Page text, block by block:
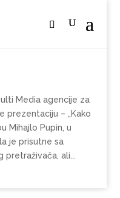
Media agencije za
prezentaciju – „Kako
Mihajlo Pupin, u
je prisutne sa
ali...